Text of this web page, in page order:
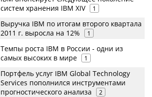
систем хранения IBM XIV
1
Выручка IBM по итогам второго квартала
2011 г. выросла на 12%
1
Темпы роста IBM в России - одни из
самых высоких в мире
1
Портфель услуг IBM Global Technology
Services пополнился инструментами
прогностического анализа
2